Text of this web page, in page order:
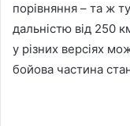
порівняння – та ж
дальністю від 250
у різних версіях
бойова частина